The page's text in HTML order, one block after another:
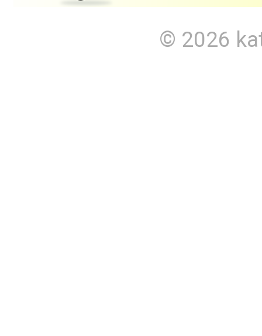
© 2026